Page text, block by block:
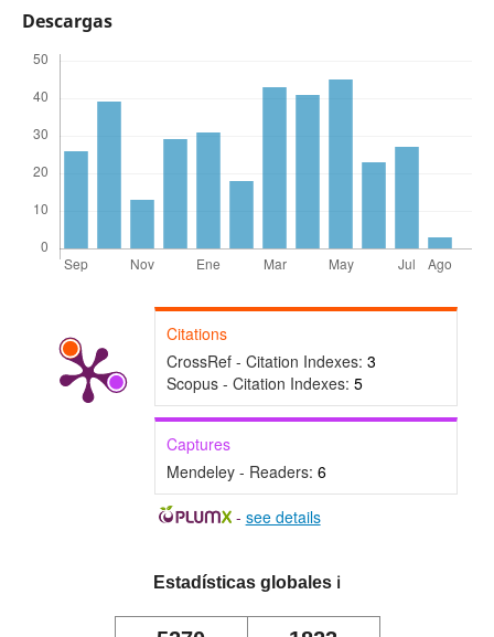
Descargas
Citations
CrossRef - Citation Indexes: 3
Scopus - Citation Indexes: 5
Captures
Mendeley - Readers: 6
- see details
Estadísticas globales ℹ️